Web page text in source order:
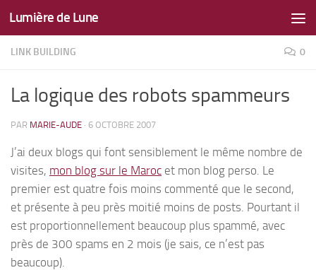
Skip to content
Lumière de Lune
LINK BUILDING 0
La logique des robots spammeurs
PAR MARIE-AUDE · 6 OCTOBRE 2007
J’ai deux blogs qui font sensiblement le même nombre de
visites, mon blog sur le Maroc et mon blog perso. Le
premier est quatre fois moins commenté que le second,
et présente à peu près moitié moins de posts. Pourtant il
est proportionnellement beaucoup plus spammé, avec
près de 300 spams en 2 mois (je sais, ce n’est pas
beaucoup).